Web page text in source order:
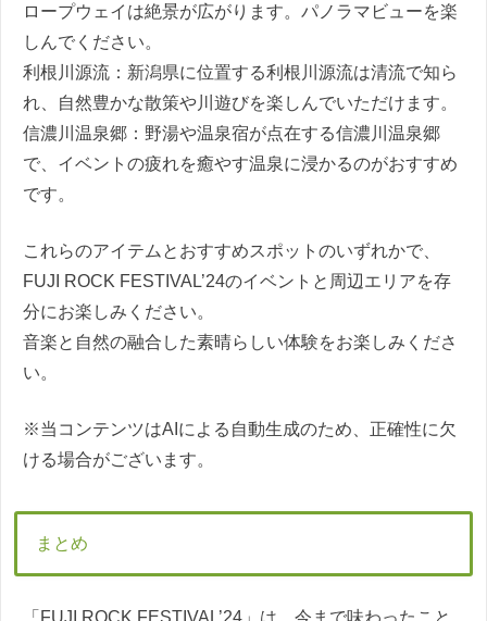
ロープウェイは絶景が広がります。パノラマビューを楽
しんでください。
利根川源流：新潟県に位置する利根川源流は清流で知ら
れ、自然豊かな散策や川遊びを楽しんでいただけます。
信濃川温泉郷：野湯や温泉宿が点在する信濃川温泉郷
で、イベントの疲れを癒やす温泉に浸かるのがおすすめ
です。
これらのアイテムとおすすめスポットのいずれかで、
FUJI ROCK FESTIVAL’24のイベントと周辺エリアを存
分にお楽しみください。
音楽と自然の融合した素晴らしい体験をお楽しみくださ
い。
※当コンテンツはAIによる自動生成のため、正確性に欠
ける場合がございます。
まとめ
「FUJI ROCK FESTIVAL’24」は、今まで味わったこと